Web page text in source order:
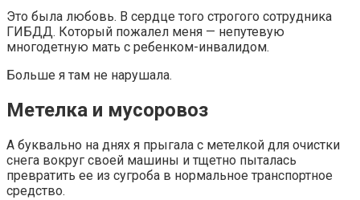
Это была любовь. В сердце того строгого сотрудника
ГИБДД. Который пожалел меня — непутевую
многодетную мать с ребенком-инвалидом.
Больше я там не нарушала.
Метелка и мусоровоз
А буквально на днях я прыгала с метелкой для очистки
снега вокруг своей машины и тщетно пыталась
превратить ее из сугроба в нормальное транспортное
средство.